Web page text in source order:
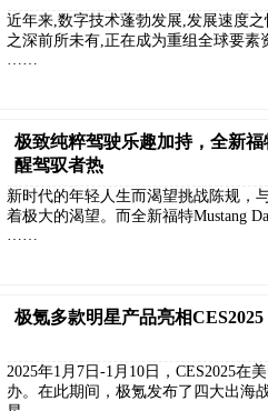
近年来,数字技术蓬勃发展,发展速度
之深前所未有,正在成为重组全球要素
……
极致纯粹驾驶乐趣加持，全新
醒驾驭者热
新时代的年轻人生而渴望挑战陈规，
着极大的渴望。而全新福特Mustang
……
极氪多款明星产品亮相
2025年1月7日-1月10日，CES2025在
办。在此期间，极氪发布了四大出海